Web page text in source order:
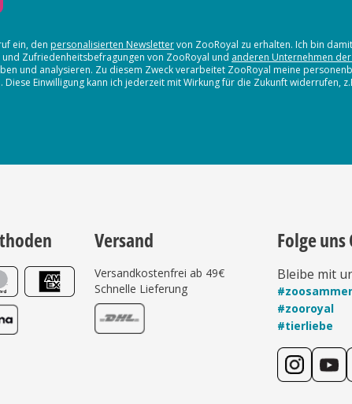
ein, den personalisierten Newslettervon ZooRoyal zu erhalten. Ich bin
Zufriedenheitsbefragungen von ZooRoyal und anderen Unternehmen der
und analysieren. Zu diesem Zweck verarbeitet ZooRoyal meine
Einwilligung kann ich jederzeit mit Wirkung für die Zukunft widerrufen,
Versand
Versandkostenfrei ab 49€
Schnelle Lieferung
Folge
Bleibe mit
#zooroyal
#tierliebe